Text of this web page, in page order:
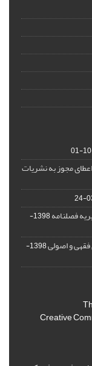
مجوز به نشریات
فصلنامه
1398-
و اصولی
1398-
Creative